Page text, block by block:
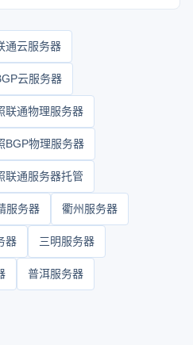
通云服务器
云服务器
联通物理服务器
BGP物理服务器
联通服务器托管
服务器 衢州服务器
器 三明服务器
普洱服务器